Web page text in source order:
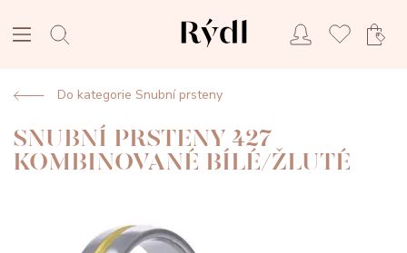
Do kategorie Snubní prsteny
SNUBNÍ PRSTENY 427
KOMBINOVANÉ BÍLÉ/ŽLUTÉ